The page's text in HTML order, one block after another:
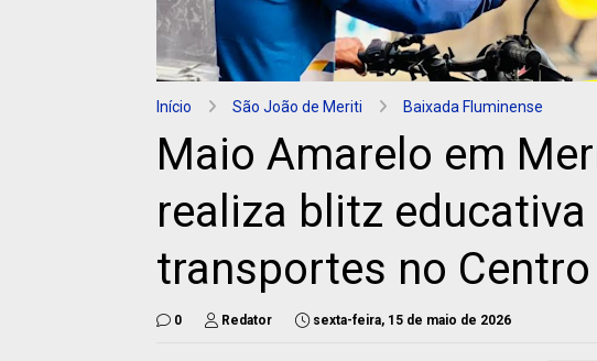
Início São João de Meriti Baixada Fluminense
Maio Amarelo em
realiza blitz
transportes no Centro
0 Redator sexta-feira, 15 de maio de 2026